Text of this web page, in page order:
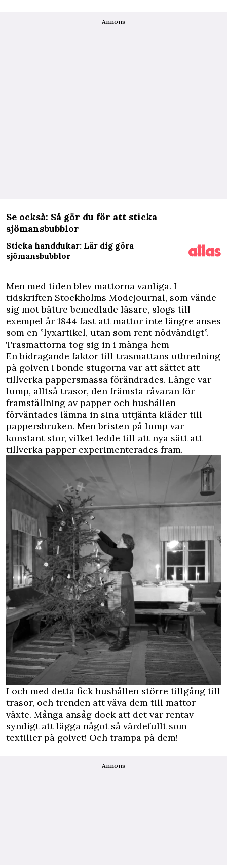
Annons
Se också: Så gör du för att sticka
sjömansbubblor
Sticka handdukar: Lär dig göra
sjömansbubblor
Men med tiden blev mattorna vanliga. I
tidskriften Stockholms Modejournal, som vände
sig mot bättre bemedlade läsare, slogs till
exempel år 1844 fast att mattor inte längre anses
som en ”lyxartikel, utan som rent nödvändigt”.
Trasmattorna tog sig in i många hem
En bidragande faktor till trasmattans utbredning
på golven i bonde stugorna var att sättet att
tillverka pappersmassa förändrades. Länge var
lump, alltså trasor, den främsta råvaran för
framställning av papper och hushållen
förväntades lämna in sina uttjänta kläder till
pappersbruken. Men bristen på lump var
konstant stor, vilket ledde till att nya sätt att
tillverka papper experimenterades fram.
I och med detta fick hushållen större tillgång till
trasor, och trenden att väva dem till mattor
växte. Många ansåg dock att det var rentav
syndigt att lägga något så värdefullt som
textilier på golvet! Och trampa på dem!
Annons